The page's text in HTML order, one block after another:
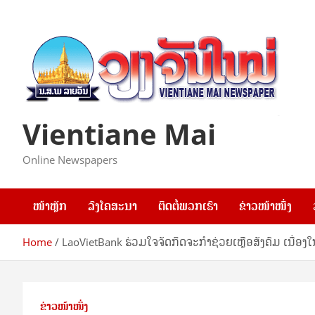
Vientiane Mai
Online Newspapers
ໜ້າຫຼັກ ລົງໂຄສະນາ ຕິດຕໍ່ພວກເຮົາ ຂ່າວໜ້າໜຶ່ງ
Home LaoVietBank ຮ່ວມໃຈຈັດກິດຈະກຳຊ່ວຍເຫຼືອສັງຄົມ ເນື່ອ
ຂ່າວໜ້າໜຶ່ງ